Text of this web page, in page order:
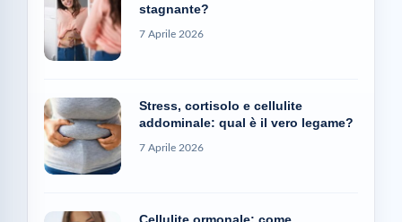
stagnante?
7 Aprile 2026
Stress, cortisolo e cellulite
addominale: qual è il vero legame?
7 Aprile 2026
Cellulite ormonale: come